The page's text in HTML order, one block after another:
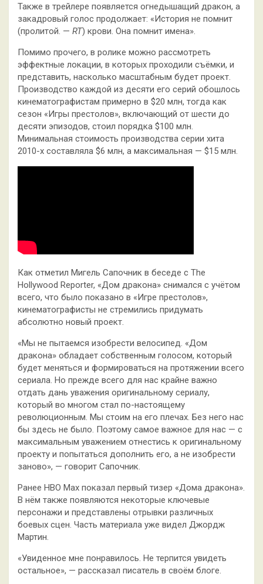
Также в трейлере появляется огнедышащий дракон, а
закадровый голос продолжает: «История не помнит
(пролитой. — RT) крови. Она помнит имена».
Помимо прочего, в ролике можно рассмотреть
эффектные локации, в которых проходили съёмки, и
представить, насколько масштабным будет проект.
Производство каждой из десяти его серий обошлось
кинематографистам примерно в $20 млн, тогда как
сезон «Игры престолов», включающий от шести до
десяти эпизодов, стоил порядка $100 млн.
Минимальная стоимость производства серии хита
2010-х составляла $6 млн, а максимальная — $15 млн.
Как отметил Мигель Сапочник в беседе с The
Hollywood Reporter, «Дом дракона» снимался с учётом
всего, что было показано в «Игре престолов»,
кинематографисты не стремились придумать
абсолютно новый проект.
«Мы не пытаемся изобрести велосипед. «Дом
дракона» обладает собственным голосом, который
будет меняться и формироваться на протяжении всего
сериала. Но прежде всего для нас крайне важно
отдать дань уважения оригинальному сериалу,
который во многом стал по-настоящему
революционным. Мы стоим на его плечах. Без него нас
бы здесь не было. Поэтому самое важное для нас — с
максимальным уважением отнестись к оригинальному
проекту и попытаться дополнить его, а не изобрести
заново», — говорит Сапочник.
Ранее HBO Max показал первый тизер «Дома дракона».
В нём также появляются некоторые ключевые
персонажи и представлены отрывки различных
боевых сцен. Часть материала уже видел Джордж
Мартин.
«Увиденное мне понравилось. Не терпится увидеть
остальное», — рассказал писатель в своём блоге.